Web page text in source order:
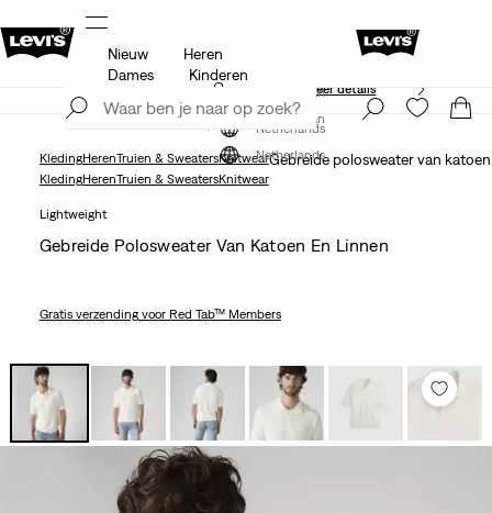
Unidays: Studenten krijgen 20% korting
Meld je nu aan
Netherlands
Nieuw
Heren
Dames
Kinderen
Update verzend- en retourbeleid
Meer details
Meld je nu aan
Netherlands
KledingHerenTruien & SweatersKnitwearGebreide polosweater van
KledingHerenTruien & SweatersKnitwear
Lightweight
Gebreide Polosweater Van Katoen En Linnen
Gratis verzendingvoor Red Tab™ Members